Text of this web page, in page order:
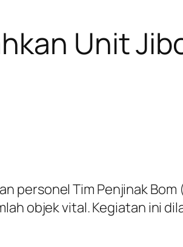
Unit
personel Tim Penjinak
objek vital. Kegiatan ini